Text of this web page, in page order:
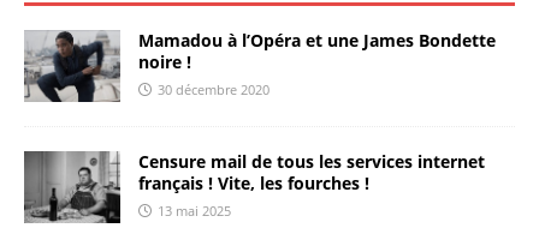
Mamadou à l’Opéra et une James Bondette
noire !
30 décembre 2020
Censure mail de tous les services internet
français ! Vite, les fourches !
13 mai 2025